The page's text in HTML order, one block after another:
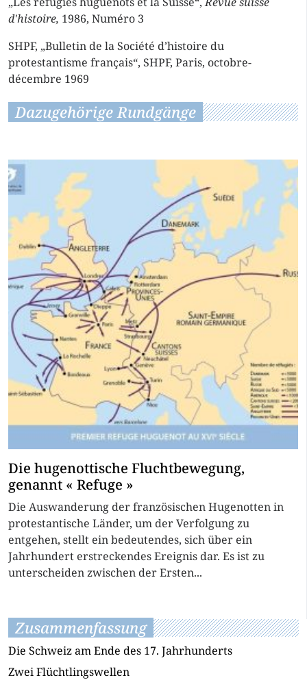
d'histoire, 1986, Numéro 3
SHPF, „Bulletin de la Société d’histoire du
protestantisme français“, SHPF, Paris, octobre-
décembre 1969
Dazugehörige Rundgänge
Die hugenottische Fluchtbewegung,
genannt « Refuge »
Die Auswanderung der französischen Hugenotten in
protestantische Länder, um der Verfolgung zu
entgehen, stellt ein bedeutendes, sich über ein
Jahrhundert erstreckendes Ereignis dar. Es ist zu
unterscheiden zwischen der Ersten...
Zusammenfassung
Die Schweiz am Ende des 17. Jahrhunderts
Zwei Flüchtlingswellen